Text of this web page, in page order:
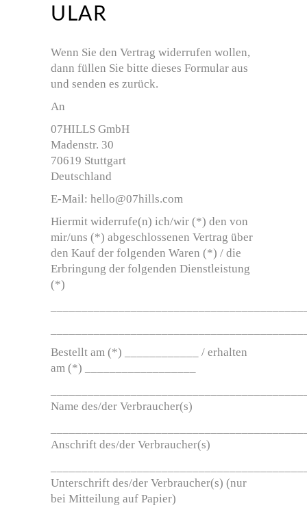
ULAR
Wenn Sie den Vertrag widerrufen wollen,
dann füllen Sie bitte dieses Formular aus
und senden es zurück.
An
07HILLS GmbH
Madenstr. 30
70619 Stuttgart
Deutschland
E-Mail: hello@07hills.com
Hiermit widerrufe(n) ich/wir (*) den von
mir/uns (*) abgeschlossenen Vertrag über
den Kauf der folgenden Waren (*) / die
Erbringung der folgenden Dienstleistung
(*)
Bestellt am (*) ____________ / erhalten
am (*) __________________
Name des/der Verbraucher(s)
Anschrift des/der Verbraucher(s)
Unterschrift des/der Verbraucher(s) (nur
bei Mitteilung auf Papier)